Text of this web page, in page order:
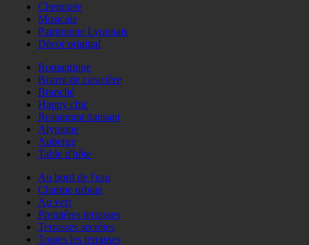
Cheminée
Musicale
Patrimoine Lyonnais
Décor original
Romantique
Bistrot de caractère
Branché
Happy chic
Restaurant dansant
Atypique
Auberge
Table d'hôte
Au bord de l'eau
Charme urbain
Au vert
Premières terrasses
Terrasses secrètes
Toutes les terrasses